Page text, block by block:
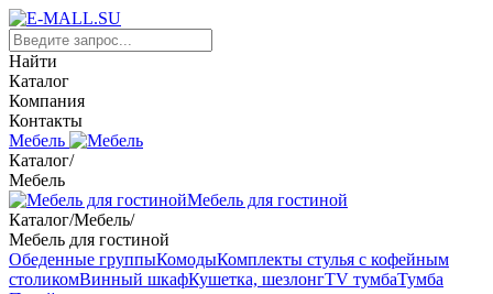
Найти
Каталог
Компания
Контакты
Мебель
Каталог/
Мебель
Мебель для гостиной
Каталог/Мебель/
Мебель для гостиной
Обеденные группыКомодыКомплекты стулья с кофейным
столикомВинный шкафКушетка, шезлонгTV тумбаТумба